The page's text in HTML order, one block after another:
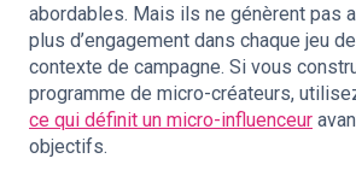
abordables. Mais ils ne génèrent pas
plus d’engagement dans chaque jeu
contexte de campagne. Si vous
programme de micro-créateurs,
ce qui définit un micro-influenceur
objectifs.